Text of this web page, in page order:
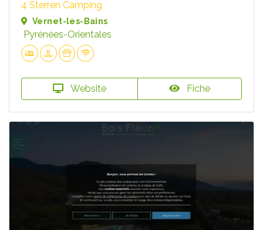
4 Sterren Camping
Vernet-les-Bains
Pyrénées-Orientales
Website Fiche